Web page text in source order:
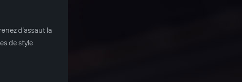
d’assaut la
de style